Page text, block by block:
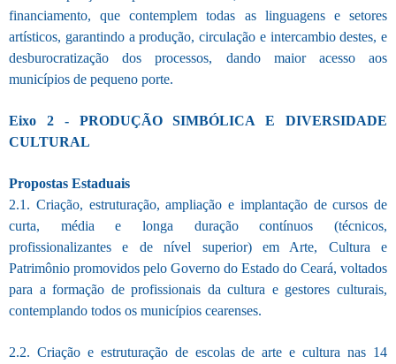
financiamento, que contemplem todas as linguagens e setores
artísticos, garantindo a produção, circulação e intercambio destes, e
desburocratização dos processos, dando maior acesso aos
municípios de pequeno porte.
Eixo 2 - PRODUÇÃO SIMBÓLICA E DIVERSIDADE
CULTURAL
Propostas Estaduais
2.1. Criação, estruturação, ampliação e implantação de cursos de
curta, média e longa duração contínuos (técnicos,
profissionalizantes e de nível superior) em Arte, Cultura e
Patrimônio promovidos pelo Governo do Estado do Ceará, voltados
para a formação de profissionais da cultura e gestores culturais,
contemplando todos os municípios cearenses.
2.2. Criação e estruturação de escolas de arte e cultura nas 14